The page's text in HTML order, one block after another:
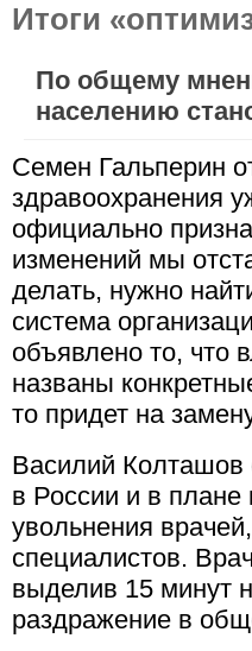
Итоги
По общему
населению
Семен Гальперин
здравоохранения
официально
изменений мы
делать, нужно
система
объявлено то, что
названы
то придет на
Василий Колташов
в России и в плане
увольнения
специалистов.
выделив 15 минут
раздражение в